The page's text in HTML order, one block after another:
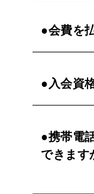
●会費を
●入会資
●携帯電
できます